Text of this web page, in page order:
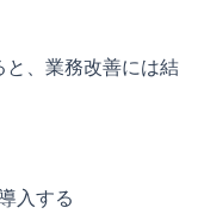
、業務改善には結
入する